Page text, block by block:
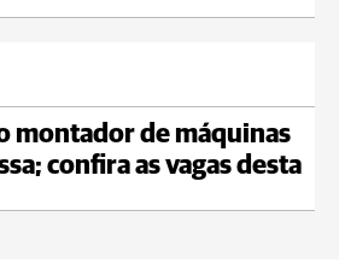
montador de máquinas
confira as vagas desta